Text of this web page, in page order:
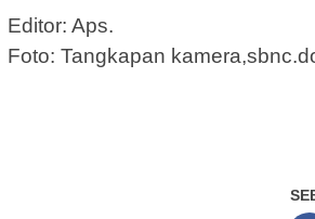
Editor: Aps.
Foto: Tangkapan